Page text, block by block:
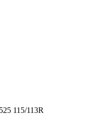
115/113R